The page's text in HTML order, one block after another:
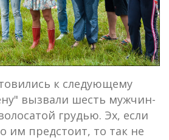
к следующему
вызвали шесть мужчин-
грудью. Эх, если
им предстоит, то так не